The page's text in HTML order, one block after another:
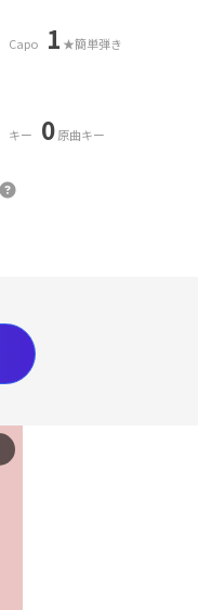
Capo 1 ★簡単弾き
キー 0原曲キー